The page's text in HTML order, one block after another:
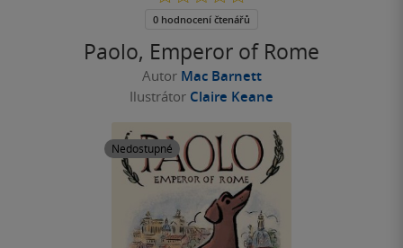
Paolo, Emperor of Rome
Autor Mac Barnett
Ilustrátor Claire Keane
Nedostupné
5
0 hodnocení čtenářů